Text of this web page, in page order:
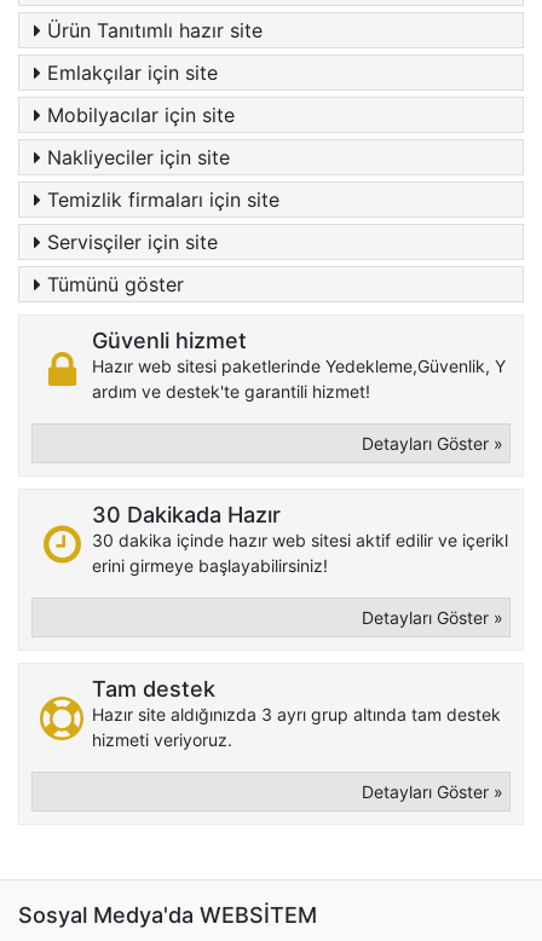
Ürün Tanıtımlı hazır site
Emlakçılar için site
Mobilyacılar için site
Nakliyeciler için site
Temizlik firmaları için site
Servisçiler için site
Tümünü göster
Güvenli hizmet
Hazır web sitesi paketlerinde Yedekleme,Güvenlik, Y
ardım ve destek'te garantili hizmet!
Detayları Göster »
30 Dakikada Hazır
30 dakika içinde hazır web sitesi aktif edilir ve içerikl
erini girmeye başlayabilirsiniz!
Detayları Göster »
Tam destek
Hazır site aldığınızda 3 ayrı grup altında tam destek
hizmeti veriyoruz.
Detayları Göster »
Sosyal Medya'da WEBSİTEM